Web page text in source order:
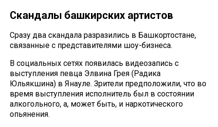
Скандалы башкирских артистов
Сразу два скандала разразились в Башкортостане,
связанные с представителями шоу-бизнеса.
В социальных сетях появилась видеозапись с
выступления певца Элвина Грея (Радика
Юльякшина) в Янауле. Зрители предположили, что во
время выступления исполнитель был в состоянии
алкогольного, а, может быть, и наркотического
опьянения.